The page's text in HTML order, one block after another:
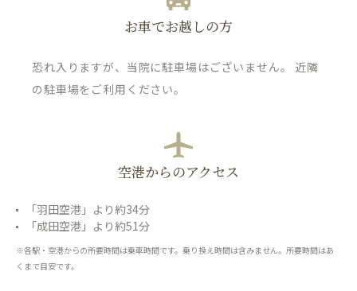
お車でお越しの方
恐れ入りますが、当院に駐車場はございません。 近隣
の駐車場をご利用ください。
空港からのアクセス
「羽田空港」より約34分
「成田空港」より約51分
※各駅・空港からの所要時間は乗車時間です。乗り換え時間は含みません。所要時間はあ
くまで目安です。